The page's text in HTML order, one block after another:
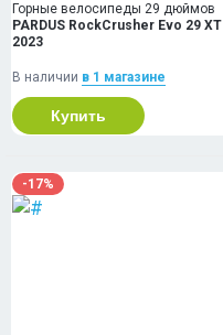
Горные велосипеды 29 дюймов
PARDUS RockCrusher Evo 29 XT
2023
В наличии в 1 магазинe
Купить
-17%